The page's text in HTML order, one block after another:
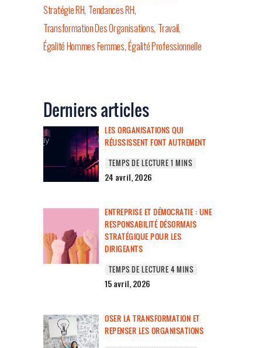
Stratégie RH Tendances RH
Transformation Des Organisations Travail
Égalité Hommes Femmes Égalité Professionnelle
Derniers articles
LES ORGANISATIONS QUI
RÉUSSISSENT FONT AUTREMENT
24 avril, 2026
ENTREPRISE ET DÉMOCRATIE : UNE
RESPONSABILITÉ DÉSORMAIS
STRATÉGIQUE POUR LES
DIRIGEANTS
15 avril, 2026
OSER LA TRANSFORMATION ET
REPENSER LES ORGANISATIONS